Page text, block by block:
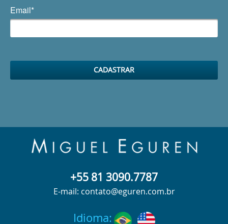
Email*
+55 81 3090.7787
E-mail: contato@eguren.com.br
Idioma: